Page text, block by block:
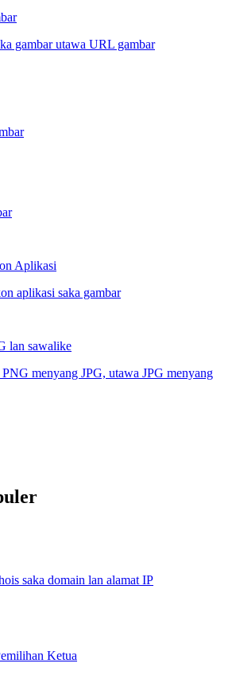
gambar utawa URL gambar
Aplikasi
aplikasi saka gambar
lan sawalike
menyang JPG, utawa JPG menyang
saka domain lan alamat IP
Ketua